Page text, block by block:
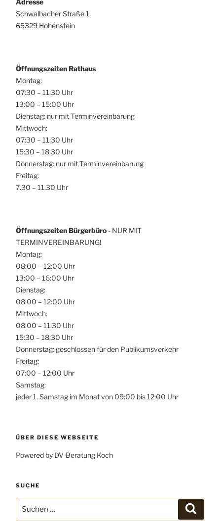
Schwalbacher Straße 1
65329 Hohenstein
Öffnungszeiten Rathaus
Montag:
07:30 – 11:30 Uhr
13:00 – 15:00 Uhr
Dienstag: nur mit Terminvereinbarung
Mittwoch:
07:30 – 11:30 Uhr
15:30 – 18.30 Uhr
Donnerstag: nur mit Terminvereinbarung
Freitag:
7.30 – 11.30 Uhr
Öffnungszeiten Bürgerbüro - NUR MIT
TERMINVEREINBARUNG!
Montag:
08:00 – 12:00 Uhr
13:00 – 16:00 Uhr
Dienstag:
08:00 – 12:00 Uhr
Mittwoch:
08:00 – 11:30 Uhr
15:30 – 18:30 Uhr
Donnerstag: geschlossen für den Publikumsverkehr
Freitag:
07:00 – 12:00 Uhr
Samstag:
jeder 1. Samstag im Monat von 09:00 bis 12:00 Uhr
ÜBER DIESE WEBSEITE
Powered by DV-Beratung Koch
SUCHE
nach: